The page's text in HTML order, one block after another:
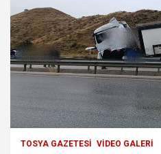
TOSYA GAZETESI VIDEO GALERI